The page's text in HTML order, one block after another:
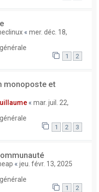
« mer. déc. 18,
1 2
monoposte et
« mar. juil. 22,
1 2 3
« jeu. févr. 13, 2025
1 2